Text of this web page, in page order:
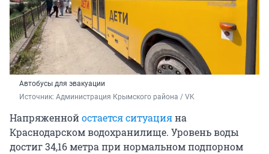
Автобусы для эвакуации
Источник: Администрация Крымского района / VK
Напряженнойостается ситуацияна
Краснодарском водохранилище. Уровень воды
достиг 34,16 метра при нормальном подпорном